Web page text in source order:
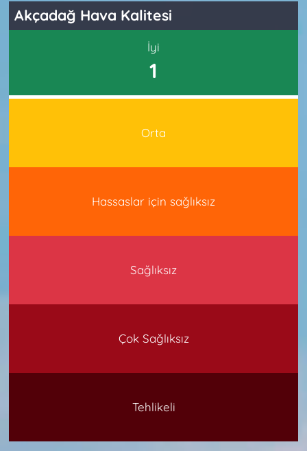
Akçadağ Hava Kalitesi
İyi
1
Orta
Hassaslar için sağlıksız
Sağlıksız
Çok Sağlıksız
Tehlikeli